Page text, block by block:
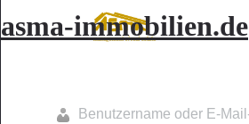
asma-immobilien.de